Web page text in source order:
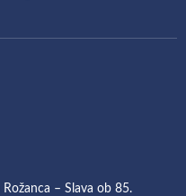
– Slava ob 85.